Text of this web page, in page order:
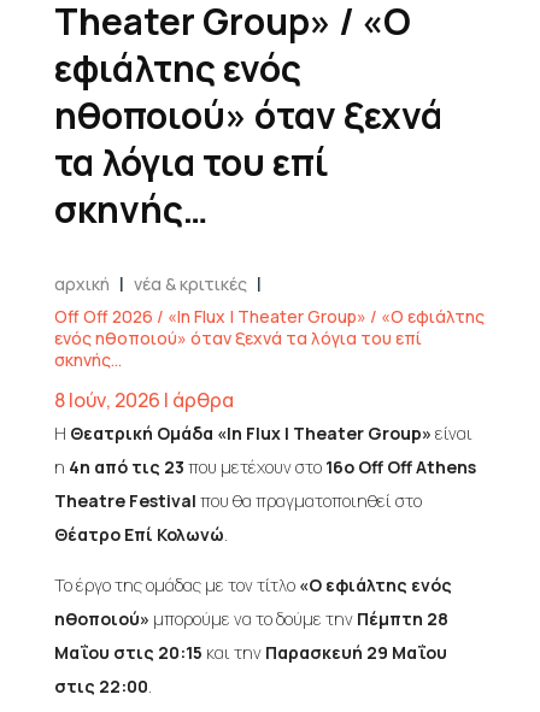
Theater Group» / «Ο
εφιάλτης ενός
ηθοποιού» όταν ξεχνά
τα λόγια του επί
σκηνής…
αρχική | νέα & κριτικές |
Off Off 2026 / «In Flux | Theater Group» / «Ο εφιάλτης
ενός ηθοποιού» όταν ξεχνά τα λόγια του επί
σκηνής…
8 Ιούν, 2026 | άρθρα
Η Θεατρική Ομάδα «In Flux | Theater Group» είναι
η 4η από τις 23 που μετέχουν στο 16ο Off Off Athens
Theatre Festival που θα πραγματοποιηθεί στο
Θέατρο Επί Κολωνώ.
Το έργο της ομάδας με τον τίτλο «Ο εφιάλτης ενός
ηθοποιού» μπορούμε να το δούμε την Πέμπτη 28
Μαΐου στις 20:15 και την Παρασκευή 29 Μαΐου
στις 22:00.